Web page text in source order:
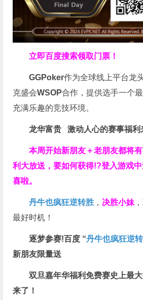
立即百度搜索领取门票！
GGPoker作为全球线上平台龙
克盛会WSOP合作，提供选手一个
充满乐趣的竞技环境。
龙华富贵 激动人心的赛事福利
本周开始新朋友＋老朋友都将
利大放送，要如何获得!?登入游戏
喜啦。
丹牛也疯狂逆转胜，决胜小妹
最好时机！
逐梦参赛!百度 “丹牛也疯狂逆
新朋友限量送
双旦嘉年华福利免费赛史上最
来了！